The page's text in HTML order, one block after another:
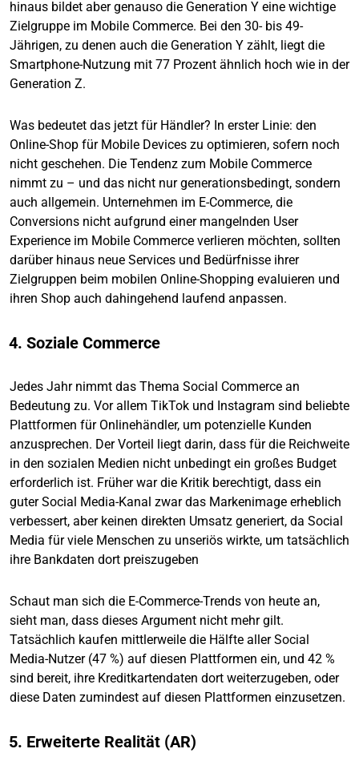
hinaus bildet aber genauso die Generation Y eine wichtige
Zielgruppe im Mobile Commerce. Bei den 30- bis 49-
Jährigen, zu denen auch die Generation Y zählt, liegt die
Smartphone-Nutzung mit 77 Prozent ähnlich hoch wie in der
Generation Z.
Was bedeutet das jetzt für Händler? In erster Linie: den
Online-Shop für Mobile Devices zu optimieren, sofern noch
nicht geschehen. Die Tendenz zum Mobile Commerce
nimmt zu – und das nicht nur generationsbedingt, sondern
auch allgemein. Unternehmen im E-Commerce, die
Conversions nicht aufgrund einer mangelnden User
Experience im Mobile Commerce verlieren möchten, sollten
darüber hinaus neue Services und Bedürfnisse ihrer
Zielgruppen beim mobilen Online-Shopping evaluieren und
ihren Shop auch dahingehend laufend anpassen.
4. Soziale Commerce
Jedes Jahr nimmt das Thema Social Commerce an
Bedeutung zu. Vor allem TikTok und Instagram sind beliebte
Plattformen für Onlinehändler, um potenzielle Kunden
anzusprechen. Der Vorteil liegt darin, dass für die Reichweite
in den sozialen Medien nicht unbedingt ein großes Budget
erforderlich ist. Früher war die Kritik berechtigt, dass ein
guter Social Media-Kanal zwar das Markenimage erheblich
verbessert, aber keinen direkten Umsatz generiert, da Social
Media für viele Menschen zu unseriös wirkte, um tatsächlich
ihre Bankdaten dort preiszugeben
Schaut man sich die E-Commerce-Trends von heute an,
sieht man, dass dieses Argument nicht mehr gilt.
Tatsächlich kaufen mittlerweile die Hälfte aller Social
Media-Nutzer (47 %) auf diesen Plattformen ein, und 42 %
sind bereit, ihre Kreditkartendaten dort weiterzugeben, oder
diese Daten zumindest auf diesen Plattformen einzusetzen.
5. Erweiterte Realität (AR)